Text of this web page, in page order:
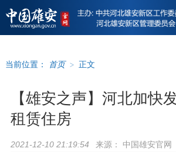
当前位置： 首页 > 正文
【雄安之声】河北加快
租赁住房
2021-12-10 21:19:54 来源： 中国雄安官网